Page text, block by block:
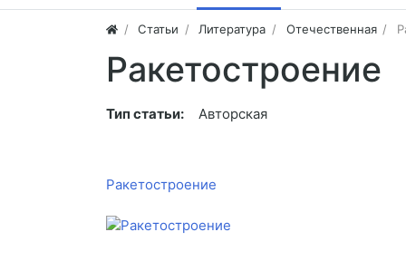
Статьи Литература Отечественная
Ракетостроение
Тип статьи: Авторская
Ракетостроение